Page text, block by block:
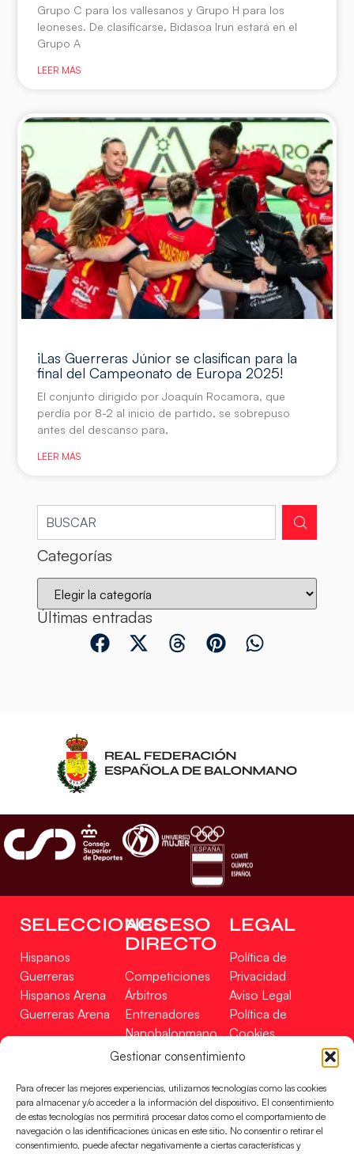
Gestionar consentimiento
Para ofrecer las mejores experiencias, utilizamos tecnologías como las cookies
para almacenar y/o acceder a la información del dispositivo. El consentimiento
de estas tecnologías nos permitirá procesar datos como el comportamiento de
navegación o las identificaciones únicas en este sitio. No consentir o retirar el
consentimiento, puede afectar negativamente a ciertas características y
Grupo C para los vallesanos y Grupo H para los
leoneses. De clasificarse, Bidasoa Irun estará en el
Grupo A
LEER MÁS
¡Las Guerreras Júnior se clasifican para la
final del Campeonato de Europa 2025!
El conjunto dirigido por Joaquín Rocamora, que
perdía por 8-2 al inicio de partido, se sobrepuso
antes del descanso para,
LEER MÁS
Categorías
Últimas entradas
SELECCIONES
Hispanos
Guerreras
Hispanos Arena
Guerreras Arena
ACCESO
DIRECTO
Competiciones
Árbitros
Entrenadores
Nanobalonmano
Tienda
LEGAL
Política de
Privacidad
Aviso Legal
Política de
Cookies
Mapa Web
Incidencias
CONTACTO
EN